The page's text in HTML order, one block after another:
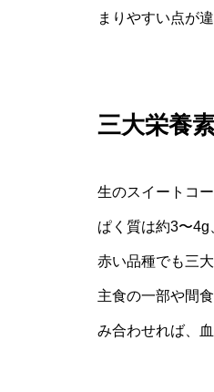
まりやすい点が
三大栄養
生のスイートコ
ぱく質は約3〜4g
赤い品種でも三
主食の一部や間
み合わせれば、